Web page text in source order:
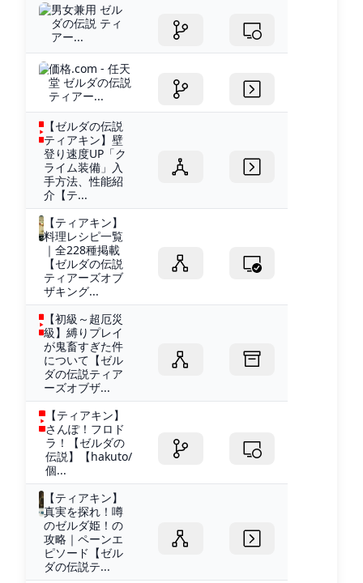
男女兼用 ゼル
ダの伝説 ティ
アー...
価格.com - 任天
堂 ゼルダの伝説
ティアー...
【ゼルダの伝説
ティアキン】壁
登り速度UP「ク
ライム装備」入
手方法、性能紹
介【テ...
【ティアキン】
料理レシピ一覧
｜全228種掲載
【ゼルダの伝説
ティアーズオブ
ザキング...
【初級～超厄災
級】縛りプレイ
が鬼畜すぎた件
について【ゼル
ダの伝説ティア
ーズオブザ...
【ティアキン】
さんぽ！フロド
ラ！【ゼルダの
伝説】【hakuto/
個...
【ティアキン】
真実を探れ！噂
のゼルダ姫！の
攻略｜ペーンエ
ピソード【ゼル
ダの伝説テ...